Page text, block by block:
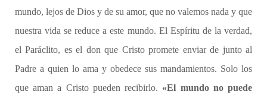
mundo, lejos de Dios y de su amor, que no valemos nada y que
nuestra vida se reduce a este mundo. El Espíritu de la verdad,
el Paráclito, es el don que Cristo promete enviar de junto al
Padre a quien lo ama y obedece sus mandamientos. Solo los
que aman a Cristo pueden recibirlo. «El mundo no puede